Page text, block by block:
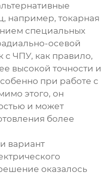
например, токарная
специальных
осевой
с ЧПУ, как правило,
высокой точности и
при работе с
этого, он
и может
более
вариант
оказалось